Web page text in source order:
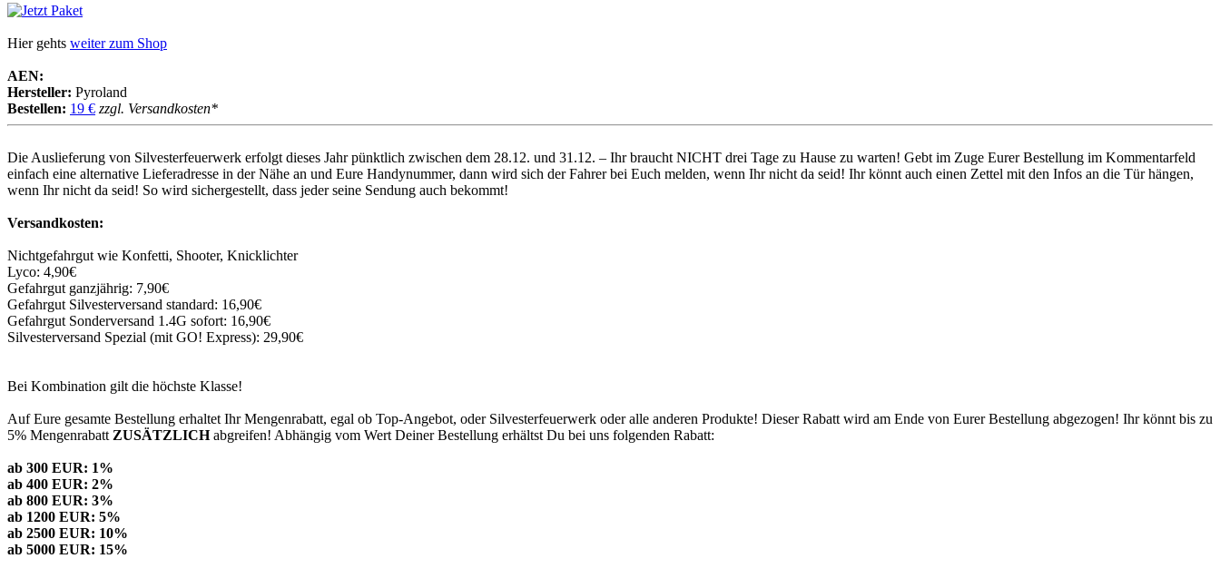
Hier gehts weiter zum Shop
AEN:
Hersteller: Pyroland
Bestellen: 19 € zzgl. Versandkosten*
Die Auslieferung von Silvesterfeuerwerk erfolgt dieses Jahr pünktlich zwischen dem 28.12. und 31.12. – Ihr braucht NICHT drei Tage zu Hause zu warten! Gebt im Zuge Eurer Bestellung im Kommentarfeld
einfach eine alternative Lieferadresse in der Nähe an und Eure Handynummer, dann wird sich der Fahrer bei Euch melden, wenn Ihr nicht da seid! Ihr könnt auch einen Zettel mit den Infos an die Tür hängen,
wenn Ihr nicht da seid! So wird sichergestellt, dass jeder seine Sendung auch bekommt!
Versandkosten:
Nichtgefahrgut wie Konfetti, Shooter, Knicklichter
Lyco: 4,90€
Gefahrgut ganzjährig: 7,90€
Gefahrgut Silvesterversand standard: 16,90€
Gefahrgut Sonderversand 1.4G sofort: 16,90€
Silvesterversand Spezial (mit GO! Express): 29,90€
Bei Kombination gilt die höchste Klasse!
Auf Eure gesamte Bestellung erhaltet Ihr Mengenrabatt, egal ob Top-Angebot, oder Silvesterfeuerwerk oder alle anderen Produkte! Dieser Rabatt wird am Ende von Eurer Bestellung abgezogen! Ihr könnt bis zu
5% Mengenrabatt ZUSÄTZLICHabgreifen! Abhängig vom Wert Deiner Bestellung erhältst Du bei uns folgenden Rabatt:
ab 300 EUR: 1%
ab 400 EUR: 2%
ab 800 EUR: 3%
ab 1200 EUR: 5%
ab 2500 EUR: 10%
ab 5000 EUR: 15%